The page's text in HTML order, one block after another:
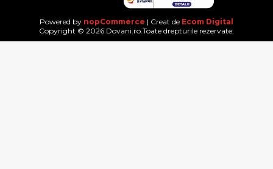
Powered by nopCommerce | Creat de Ecom Digital
Copyright © 2026 Dovani.ro.Toate drepturile rezervate.